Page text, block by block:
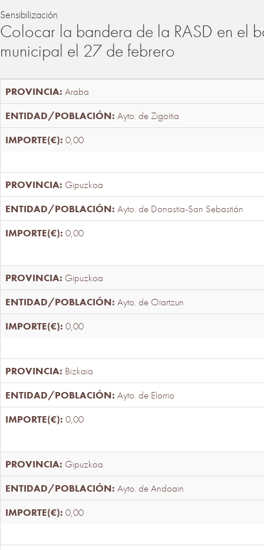
Sensibilización
Colocar la bandera de la RASD en el
municipal el 27 de febrero
Araba
Ayto. de Zigoitia
0,00
Gipuzkoa
Ayto. de Donostia-San Sebastián
0,00
Gipuzkoa
Ayto. de Oiartzun
0,00
Bizkaia
Ayto. de Elorrio
0,00
Gipuzkoa
Ayto. de Andoain
0,00